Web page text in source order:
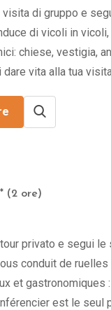
visita di gruppo e
di vicoli in
chiese, vestigia,
vita alla tua
(2 ore)
privato e segui
conduit de
et
est le